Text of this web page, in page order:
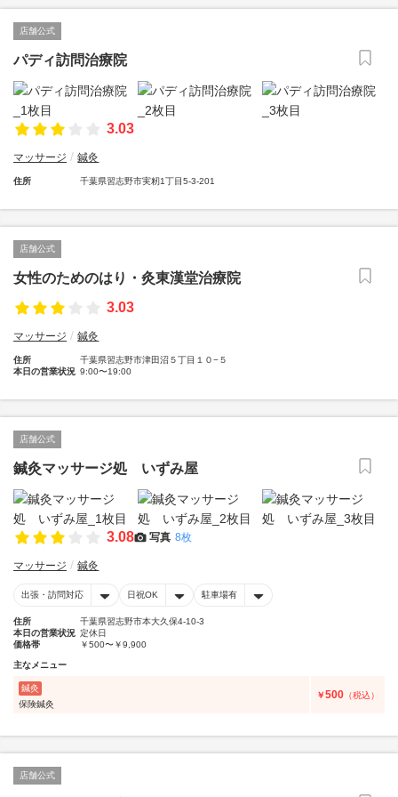
店舗公式
パディ訪問治療院
3.03
マッサージ 鍼灸
住所 千葉県習志野市実籾1丁目5-3-201
店舗公式
女性のためのはり・灸東漢堂治療院
3.03
マッサージ 鍼灸
住所
千葉県習志野市津田沼５丁目１０−５
本日の営業状況 9:00〜19:00
店舗公式
鍼灸マッサージ処 いずみ屋
3.08 写真 8枚
マッサージ 鍼灸
出張・訪問対応 日祝OK 駐車場有
住所
千葉県習志野市本大久保4-10-3
本日の営業状況 定休日
価格帯
￥500〜￥9,900
主なメニュー
鍼灸
保険鍼灸
￥500 （税込）
店舗公式